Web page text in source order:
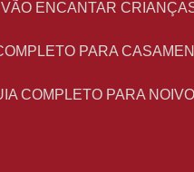
VÃO ENCANTAR
PARA
COMPLETO PARA